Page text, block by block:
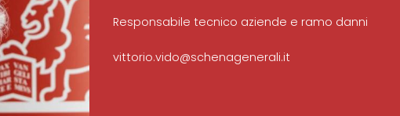
Responsabile tecnico aziende e ramo danni
vittorio.vido@schenagenerali.it